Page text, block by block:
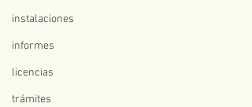
instalaciones
informes
licencias
trámites